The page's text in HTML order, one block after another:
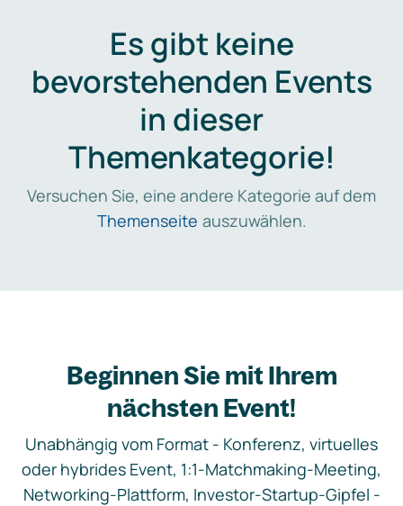
Es gibt keine
bevorstehenden Events
in dieser
Themenkategorie!
Versuchen Sie, eine andere Kategorie auf dem
Themenseite auszuwählen.
Beginnen Sie mit Ihrem
nächsten Event!
Unabhängig vom Format - Konferenz, virtuelles
oder hybrides Event, 1:1-Matchmaking-Meeting,
Networking-Plattform, Investor-Startup-Gipfel -